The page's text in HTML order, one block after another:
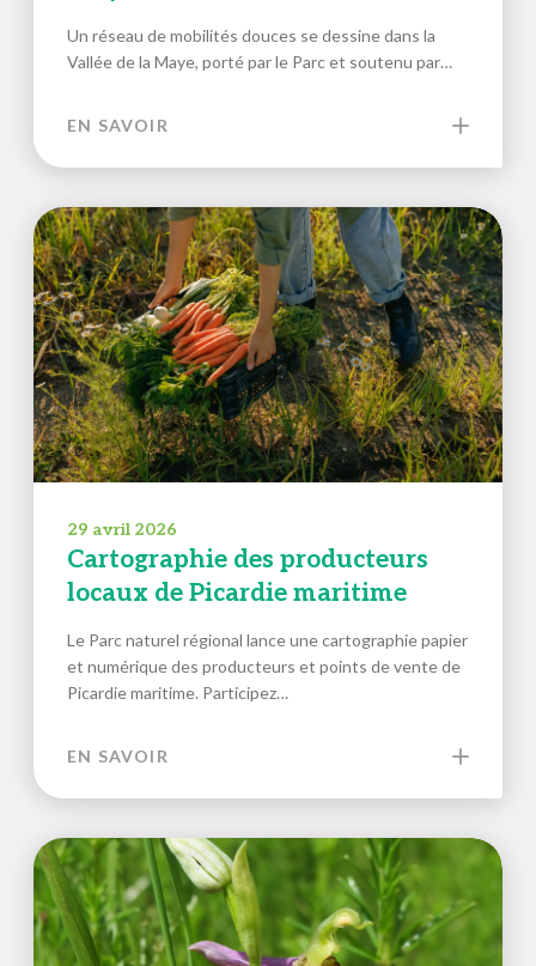
Un réseau de mobilités douces se dessine dans la
Vallée de la Maye, porté par le Parc et soutenu par…
EN SAVOIR
29 avril 2026
Cartographie des producteurs
locaux de Picardie maritime
Le Parc naturel régional lance une cartographie papier
et numérique des producteurs et points de vente de
Picardie maritime. Participez…
EN SAVOIR